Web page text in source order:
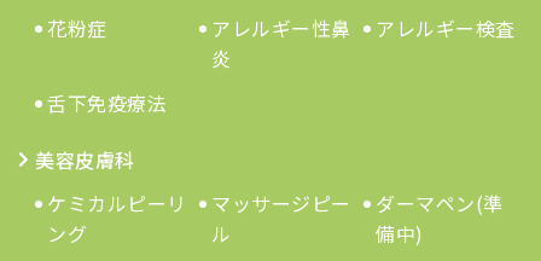
花粉症
アレルギー性鼻
炎
アレルギー検査
舌下免疫療法
美容皮膚科
ケミカルピーリ
ング
マッサージピー
ル
ダーマペン(準
備中)